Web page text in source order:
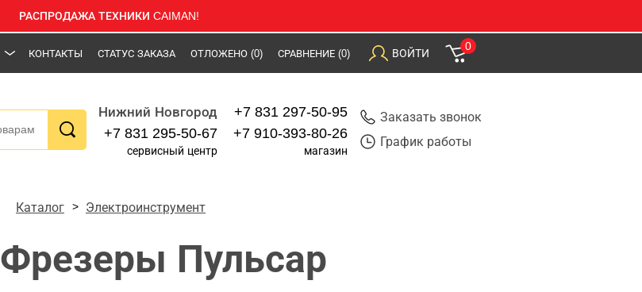
РАСПРОДАЖА ТЕХНИКИ CAIMAN!
КОНТАКТЫ СТАТУС ЗАКАЗА ОТЛОЖЕНО (0) СРАВНЕНИЕ (0) ВОЙТИ
0
Нижний Новгород
+7 831 295-50-67
сервисный центр
+7 831 297-50-95
+7 910-393-80-26
магазин
Заказать звонок
График работы
Каталог Электроинструмент
Фрезеры Пульсар